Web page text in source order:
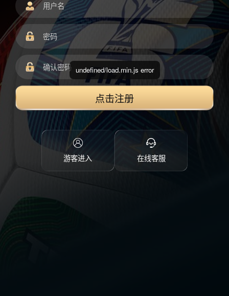
点击注册
游客进入 在线客服
undefined/load.min.js error